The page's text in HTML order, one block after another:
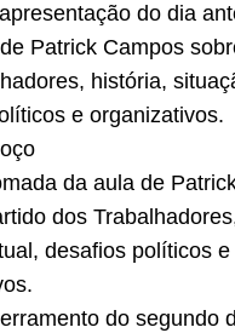
do dia
Patrick Campos
história,
e organizativos.
da aula de
dos
desafios políticos e
do segundo